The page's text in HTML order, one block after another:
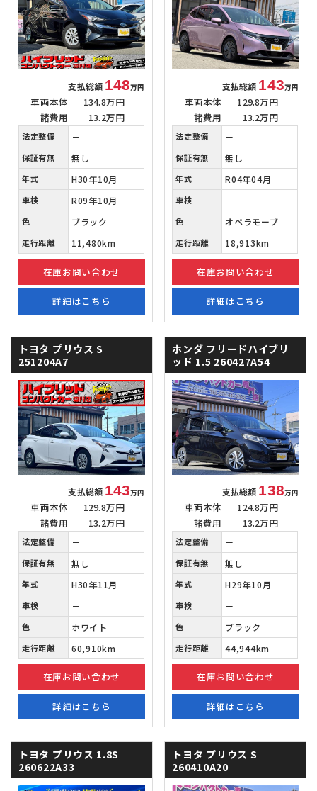
支払総額 148万円
車両本体
134.8万円
諸費用
13.2万円
法定整備 －
保証有無 無し
年式 H30年10月
車検 R09年10月
色 ブラック
走行距離 11,480km
在庫お問い合わせ
詳細はこちら
支払総額 143万円
車両本体
129.8万円
諸費用
13.2万円
法定整備 －
保証有無 無し
年式 R04年04月
車検 －
色 オペラモーブ
走行距離 18,913km
在庫お問い合わせ
詳細はこちら
トヨタ プリウスS
251204A7
支払総額 143万円
車両本体
129.8万円
諸費用
13.2万円
法定整備 －
保証有無 無し
年式 H30年11月
車検 －
色 ホワイト
走行距離 60,910km
在庫お問い合わせ
詳細はこちら
ホンダ フリードハイブリ
ッド 1.5 260427A54
支払総額 138万円
車両本体
124.8万円
諸費用
13.2万円
法定整備 －
保証有無 無し
年式 H29年10月
車検 －
色 ブラック
走行距離 44,944km
在庫お問い合わせ
詳細はこちら
トヨタ プリウス 1.8S
260622A33
トヨタ プリウス S
260410A20